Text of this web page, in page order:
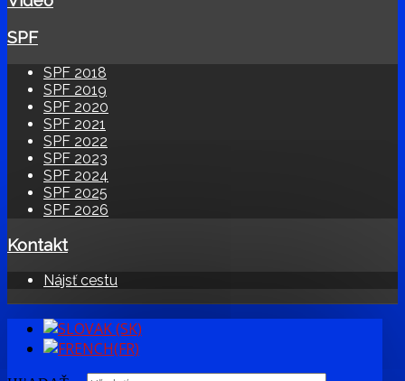
SPF
SPF 2018
SPF 2019
SPF 2020
SPF 2021
SPF 2022
SPF 2023
SPF 2024
SPF 2025
SPF 2026
Kontakt
Nájsť cestu